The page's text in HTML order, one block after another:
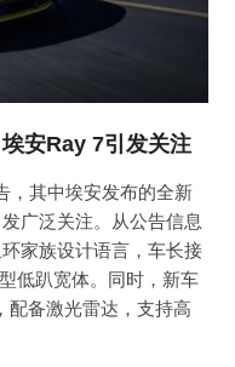
安Ray 7引发关注
，其中埃安发布的全新
广泛关注。从公告信息
家族设计语言，车长接
低趴宽体。同时，新车
配备激光雷达，支持高